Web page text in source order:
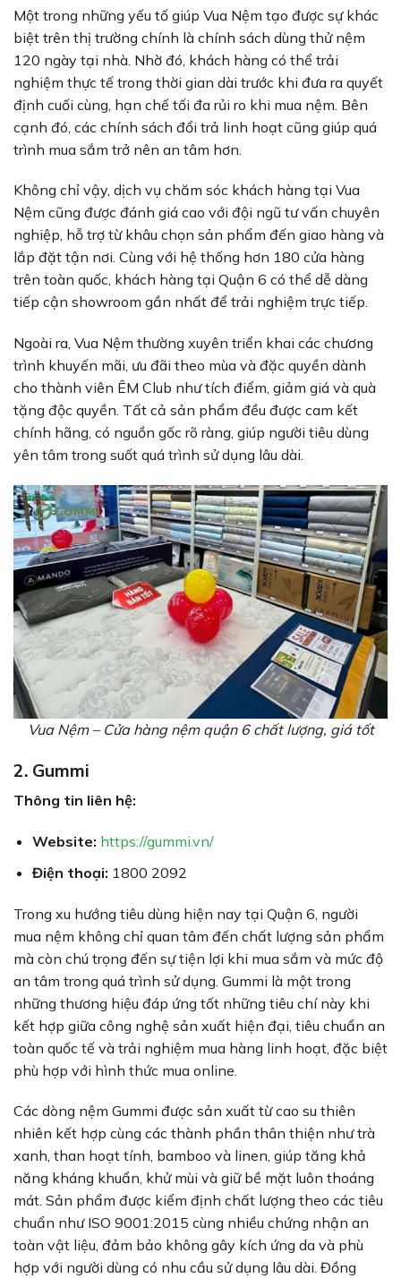
Một trong những yếu tố giúp Vua Nệm tạo được sự khác
biệt trên thị trường chính là chính sách dùng thử nệm
120 ngày tại nhà. Nhờ đó, khách hàng có thể trải
nghiệm thực tế trong thời gian dài trước khi đưa ra quyết
định cuối cùng, hạn chế tối đa rủi ro khi mua nệm. Bên
cạnh đó, các chính sách đổi trả linh hoạt cũng giúp quá
trình mua sắm trở nên an tâm hơn.
Không chỉ vậy, dịch vụ chăm sóc khách hàng tại Vua
Nệm cũng được đánh giá cao với đội ngũ tư vấn chuyên
nghiệp, hỗ trợ từ khâu chọn sản phẩm đến giao hàng và
lắp đặt tận nơi. Cùng với hệ thống hơn 180 cửa hàng
trên toàn quốc, khách hàng tại Quận 6 có thể dễ dàng
tiếp cận showroom gần nhất để trải nghiệm trực tiếp.
Ngoài ra, Vua Nệm thường xuyên triển khai các chương
trình khuyến mãi, ưu đãi theo mùa và đặc quyền dành
cho thành viên ÊM Club như tích điểm, giảm giá và quà
tặng độc quyền. Tất cả sản phẩm đều được cam kết
chính hãng, có nguồn gốc rõ ràng, giúp người tiêu dùng
yên tâm trong suốt quá trình sử dụng lâu dài.
Vua Nệm – Cửa hàng nệm quận 6 chất lượng, giá tốt
2. Gummi
Thông tin liên hệ:
Website: https://gummi.vn/
Điện thoại: 1800 2092
Trong xu hướng tiêu dùng hiện nay tại Quận 6, người
mua nệm không chỉ quan tâm đến chất lượng sản phẩm
mà còn chú trọng đến sự tiện lợi khi mua sắm và mức độ
an tâm trong quá trình sử dụng. Gummi là một trong
những thương hiệu đáp ứng tốt những tiêu chí này khi
kết hợp giữa công nghệ sản xuất hiện đại, tiêu chuẩn an
toàn quốc tế và trải nghiệm mua hàng linh hoạt, đặc biệt
phù hợp với hình thức mua online.
Các dòng nệm Gummi được sản xuất từ cao su thiên
nhiên kết hợp cùng các thành phần thân thiện như trà
xanh, than hoạt tính, bamboo và linen, giúp tăng khả
năng kháng khuẩn, khử mùi và giữ bề mặt luôn thoáng
mát. Sản phẩm được kiểm định chất lượng theo các tiêu
chuẩn như ISO 9001:2015 cùng nhiều chứng nhận an
toàn vật liệu, đảm bảo không gây kích ứng da và phù
hợp với người dùng có nhu cầu sử dụng lâu dài. Đồng